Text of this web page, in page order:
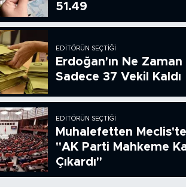
51.49
EDITÖRÜN SEÇTIĞI
Erdoğan'ın Ne
Sadece 37 Vekil Kaldı
EDITÖRÜN SEÇTIĞI
Muhalefetten
"AK Parti Mahkeme
Çıkardı"